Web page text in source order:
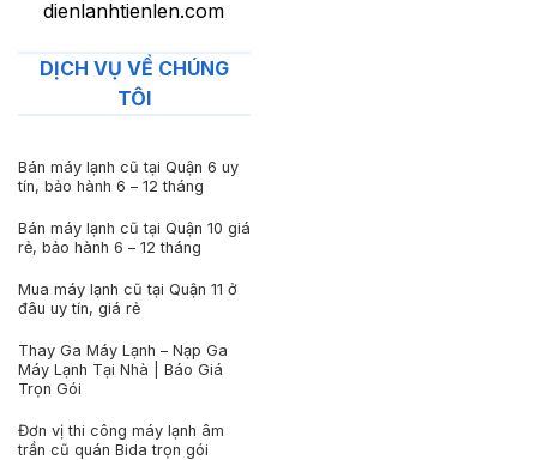
dienlanhtienlen.com
DỊCH VỤ VỀ CHÚNG
TÔI
Bán máy lạnh cũ tại Quận 6 uy
tín, bảo hành 6 – 12 tháng
Bán máy lạnh cũ tại Quận 10 giá
rẻ, bảo hành 6 – 12 tháng
Mua máy lạnh cũ tại Quận 11 ở
đâu uy tín, giá rẻ
Thay Ga Máy Lạnh – Nạp Ga
Máy Lạnh Tại Nhà | Báo Giá
Trọn Gói
Đơn vị thi công máy lạnh âm
trần cũ quán Bida trọn gói